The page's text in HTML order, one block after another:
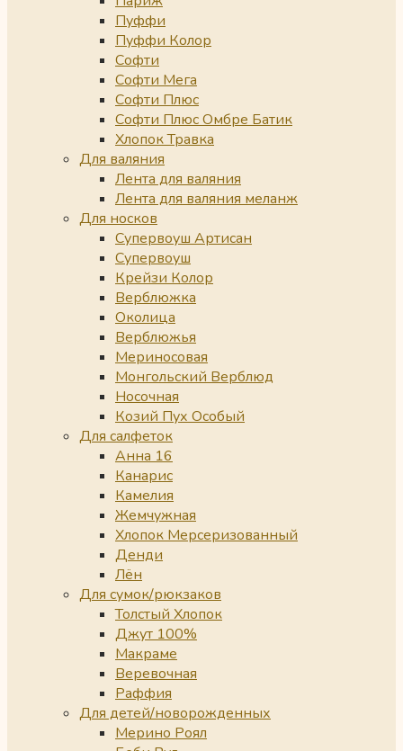
Пуффи
Пуффи Колор
Софти
Софти Мега
Софти Плюс
Софти Плюс Омбре Батик
Хлопок Травка
Для валяния
Лента для валяния
Лента для валяния меланж
Для носков
Супервоуш Артисан
Супервоуш
Крейзи Колор
Верблюжка
Околица
Верблюжья
Мериносовая
Монгольский Верблюд
Носочная
Козий Пух Особый
Для салфеток
Анна 16
Канарис
Камелия
Жемчужная
Хлопок Мерсеризованный
Денди
Лён
Для сумок/рюкзаков
Толстый Хлопок
Джут 100%
Макраме
Веревочная
Раффия
Для детей/новорожденных
Мерино Роял